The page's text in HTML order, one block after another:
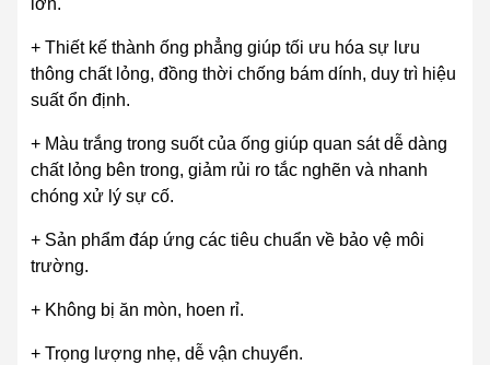
lớn.
+ Thiết kế thành ống phẳng giúp tối ưu hóa sự lưu
thông chất lỏng, đồng thời chống bám dính, duy trì hiệu
suất ổn định.
+ Màu trắng trong suốt của ống giúp quan sát dễ dàng
chất lỏng bên trong, giảm rủi ro tắc nghẽn và nhanh
chóng xử lý sự cố.
+ Sản phẩm đáp ứng các tiêu chuẩn về bảo vệ môi
trường.
+ Không bị ăn mòn, hoen rỉ.
+ Trọng lượng nhẹ, dễ vận chuyển.